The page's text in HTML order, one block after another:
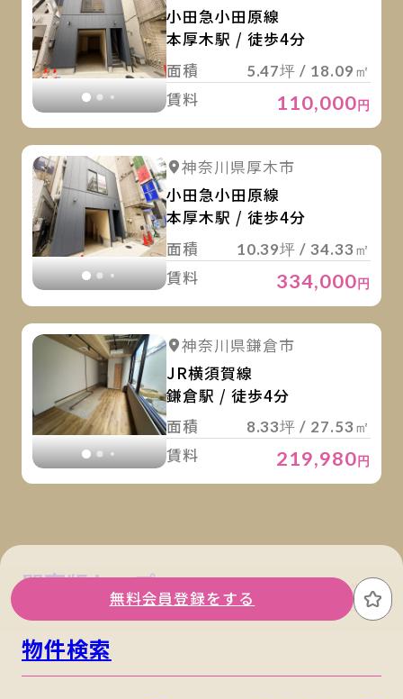
小田急小田原線
本厚木駅 / 徒歩4分
面積
5.47坪 / 18.09㎡
賃料 110,000円
詳細を見る
神奈川県厚木市
小田急小田原線
本厚木駅 / 徒歩4分
面積
10.39坪 / 34.33㎡
賃料 334,000円
詳細を見る
神奈川県鎌倉市
JR横須賀線
鎌倉駅 / 徒歩4分
面積
8.33坪 / 27.53㎡
賃料 219,980円
無料会員登録をする お
関東版トップ 関西版トップ
物件検索